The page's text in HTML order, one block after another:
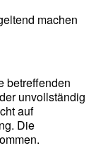
machen
betreffenden
unvollständig
auf
Die